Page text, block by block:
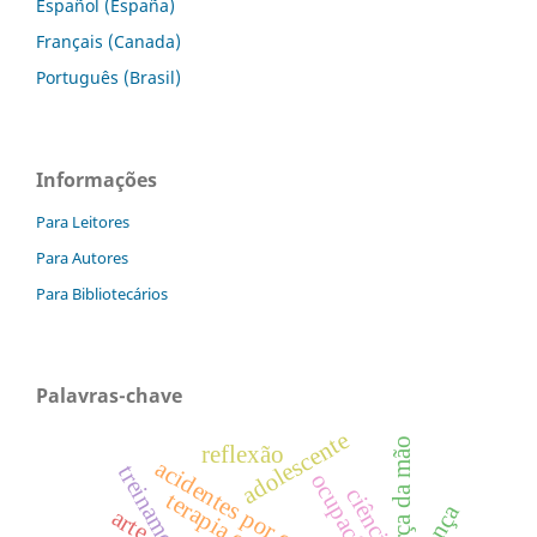
Español (España)
Français (Canada)
Português (Brasil)
Informações
Para Leitores
Para Autores
Para Bibliotecários
Palavras-chave
ciênciaforça da mão
adolescente
arte
reflexão